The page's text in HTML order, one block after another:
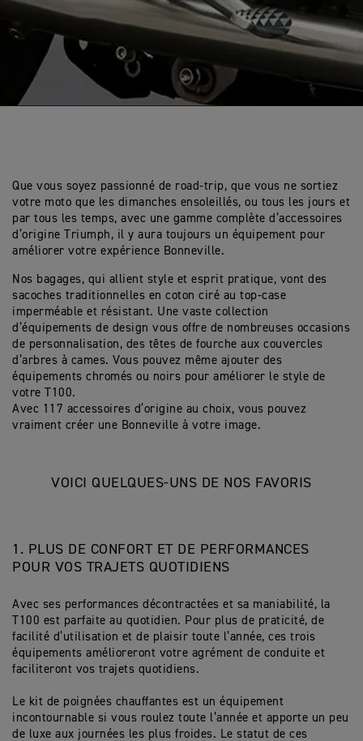
Que vous soyez passionné de road-trip, que vous ne sortiez
votre moto que les dimanches ensoleillés, ou tous les jours et
par tous les temps, avec une gamme complète d’accessoires
d’origine Triumph, il y aura toujours un équipement pour
améliorer votre expérience Bonneville.
Nos bagages, qui allient style et esprit pratique, vont des
sacoches traditionnelles en coton ciré au top-case
imperméable et résistant. Une vaste collection
d’équipements de design vous offre de nombreuses occasions
de personnalisation, des têtes de fourche aux couvercles
d’arbres à cames. Vous pouvez même ajouter des
équipements chromés ou noirs pour améliorer le style de
votre T100.
Avec 117 accessoires d’origine au choix, vous pouvez
vraiment créer une Bonneville à votre image.
VOICI QUELQUES-UNS DE NOS FAVORIS
1. PLUS DE CONFORT ET DE PERFORMANCES
POUR VOS TRAJETS QUOTIDIENS
Avec ses performances décontractées et sa maniabilité, la
T100 est parfaite au quotidien. Pour plus de praticité, de
facilité d’utilisation et de plaisir toute l’année, ces trois
équipements amélioreront votre agrément de conduite et
faciliteront vos trajets quotidiens.
Le kit de poignées chauffantes est un équipement
incontournable si vous roulez toute l’année et apporte un peu
de luxe aux journées les plus froides. Le statut de ces